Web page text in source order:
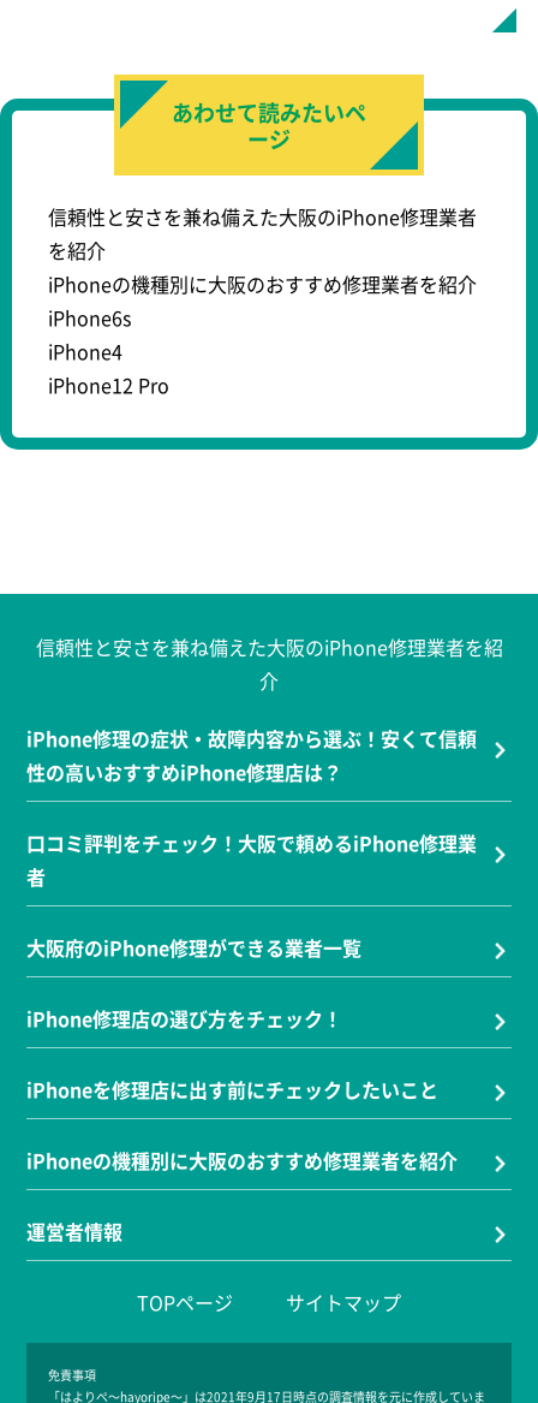
公式サイト
公式サイト
公式サイト
HP
あわせて読みたいペ
ージ
信頼性と安さを兼ね備えた大阪のiPhone修理業者
を紹介
iPhoneの機種別に大阪のおすすめ修理業者を紹介
iPhone6s
iPhone4
iPhone12 Pro
信頼性と安さを兼ね備えた大阪のiPhone修理業者を紹
介
iPhone修理の症状・故障内容から選ぶ！安くて信頼
性の高いおすすめiPhone修理店は？
口コミ評判をチェック！大阪で頼めるiPhone修理業
者
大阪府のiPhone修理ができる業者一覧
iPhone修理店の選び方をチェック！
iPhoneを修理店に出す前にチェックしたいこと
iPhoneの機種別に大阪のおすすめ修理業者を紹介
運営者情報
TOPページ サイトマップ
免責事項
「はよりぺ～hayoripe～」は2021年9月17日時点の調査情報を元に作成していま